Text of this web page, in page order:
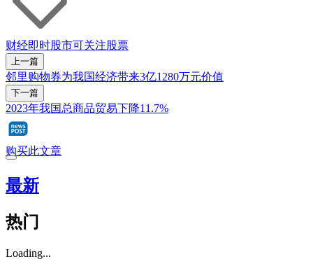
财经即时股市可关注股票
上一篇
邻里购物券为我国经济带来3亿1280万元价值
下一篇
2023年我国总商品贸易下降11.7%
购买此文章
最新
热门
Loading...